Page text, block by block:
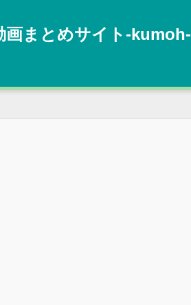
まとめサイト‐kumoh‐